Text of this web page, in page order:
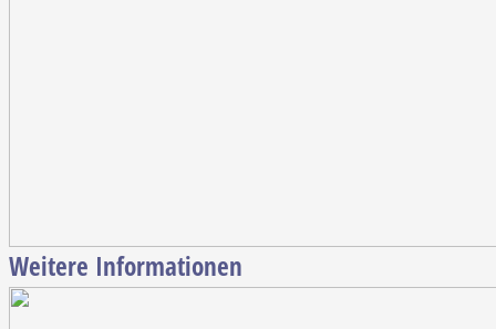
Weitere Informationen